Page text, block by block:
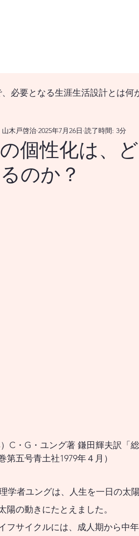
必要となる生涯生活設計とは何
上で、必要となる生涯生活設計と
産形成、なにをどうすれば良いの
個性化は、
のか？
山木戸啓治 2025年7月26日 読了時間: 3分
C・G・ユング著 鎌田輝夫訳「
第五号青土社1979年４月）
陽の動きにたとえました。
フサイクルには、成人期から中